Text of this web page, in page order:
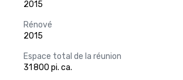
2015
Rénové
2015
Espace total de la réunion
31 800 pi. ca.